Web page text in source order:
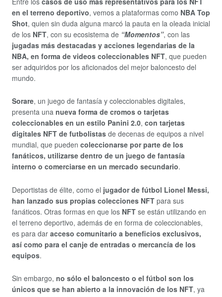
en el terreno deportivo, vemos a plataformas como NBA Top
Shot, quien sin duda alguna marcó la pauta en la oleada inicial
de los NFT, con su ecosistema de “Momentos”, con las
jugadas más destacadas y acciones legendarias de la
NBA, en forma de videos coleccionables NFT, que pueden
ser adquiridos por los aficionados del mejor baloncesto del
mundo.
Sorare, un juego de fantasía y coleccionables digitales,
presenta una nueva forma de cromos o tarjetas
coleccionables en un estilo Panini 2.0, con tarjetas
digitales NFT de futbolistas de decenas de equipos a nivel
mundial, que pueden coleccionarse por parte de los
fanáticos, utilizarse dentro de un juego de fantasía
interno o comerciarse en un mercado secundario.
Deportistas de élite, como el jugador de fútbol Lionel Messi,
han lanzado sus propias colecciones NFT para sus
fanáticos. Otras formas en que los NFT se están utilizando en
el terreno deportivo, además de en forma de coleccionables,
es para dar acceso comunitario a beneficios exclusivos,
así como para el canje de entradas o mercancía de los
equipos.
Sin embargo, no sólo el baloncesto o el fútbol son los
únicos que se han abierto a la innovación de los NFT, ya